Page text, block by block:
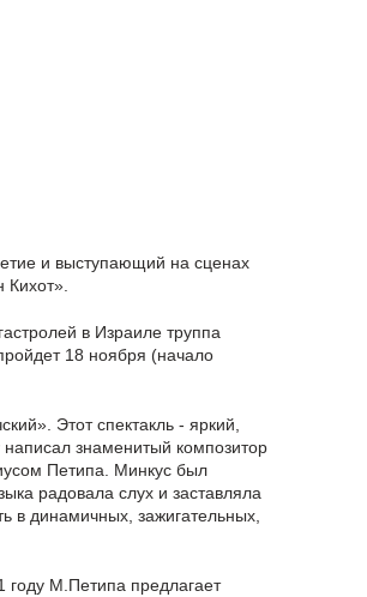
и выступающий на сценах
в Израиле труппа
18 ноября (начало
Этот спектакль - яркий,
знаменитый композитор
Петипа. Минкус был
радовала слух и заставляла
в динамичных, зажигательных,
году М.Петипа предлагает